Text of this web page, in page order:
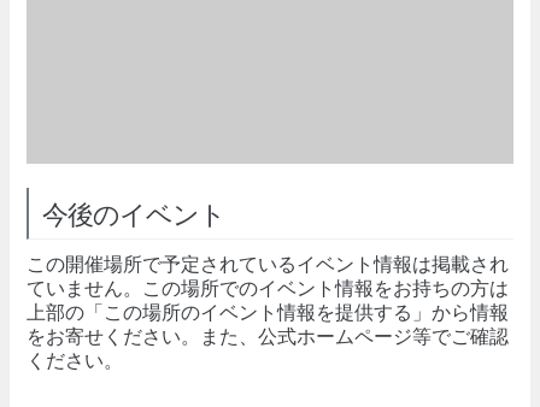
今後のイベント
この開催場所で予定されているイベント情報は掲載され
ていません。この場所でのイベント情報をお持ちの方は
上部の「この場所のイベント情報を提供する」から情報
をお寄せください。また、公式ホームページ等でご確認
ください。